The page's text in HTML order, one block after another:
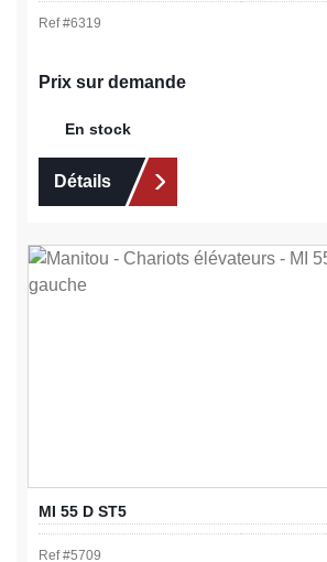
Ref #6319
Prix sur demande
En stock
Détails
MI 55 D ST5
Ref #5709